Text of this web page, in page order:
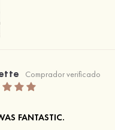
Comprador verificado
FANTASTIC.